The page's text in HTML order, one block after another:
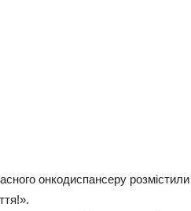
онкодиспансеру